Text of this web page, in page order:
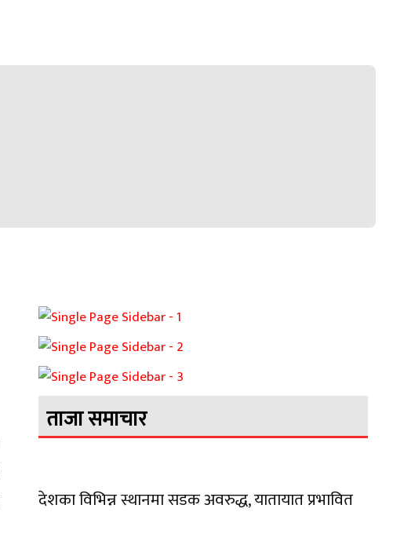
ताजा समाचार
देशका विभिन्न स्थानमा सडक अवरुद्ध, यातायात प्रभावित